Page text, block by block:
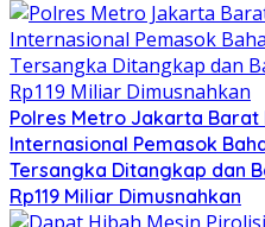
Polres Metro Jakarta
Internasional Pemasok
Tersangka Ditangkap dan
Rp119 Miliar Dimusnahkan